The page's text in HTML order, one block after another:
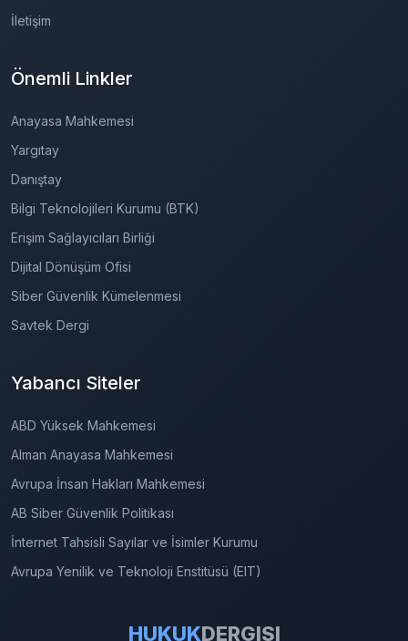
İletişim
Önemli Linkler
Anayasa Mahkemesi
Yargıtay
Danıştay
Bilgi Teknolojileri Kurumu (BTK)
Erişim Sağlayıcıları Birliği
Dijital Dönüşüm Ofisi
Siber Güvenlik Kümelenmesi
Savtek Dergi
Yabancı Siteler
ABD Yüksek Mahkemesi
Alman Anayasa Mahkemesi
Avrupa İnsan Hakları Mahkemesi
AB Siber Güvenlik Politikası
İnternet Tahsisli Sayılar ve İsimler Kurumu
Avrupa Yenilik ve Teknoloji Enstitüsü (EIT)
HUKUKDERGISI